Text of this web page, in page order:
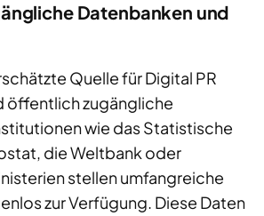
Datenbanken und
Quelle für Digital PR
öffentlich zugängliche
wie das Statistische
die Weltbank oder
stellen umfangreiche
zur Verfügung. Diese Daten